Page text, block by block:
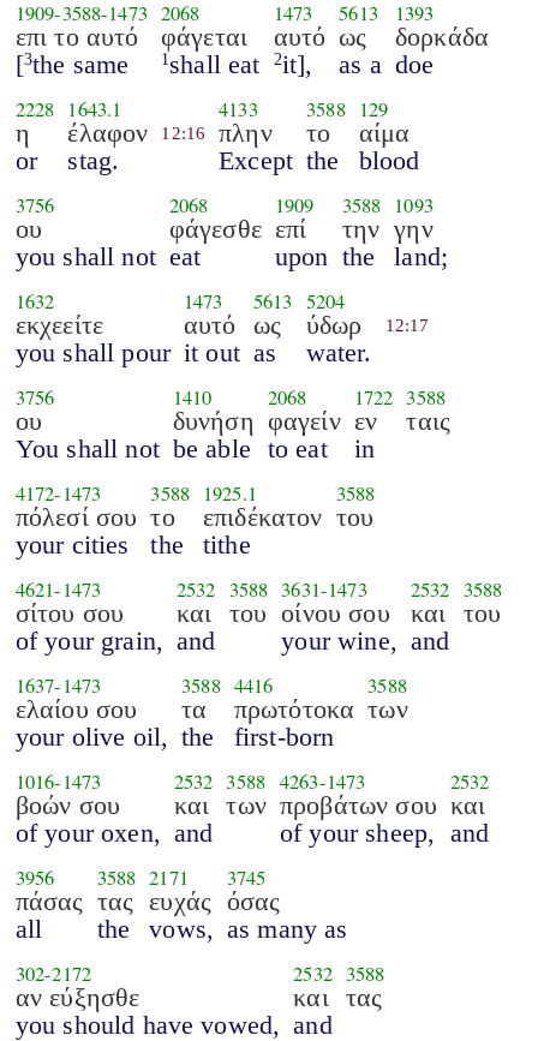
1909-3588-1473
επι το αυτό
[3the same
2068
φάγεται
1 shall eat
1473
αυτό
2it],
5613
ως
as a
1393
δορκάδα
doe
2228
η
or
1643.1
έλαφον
stag.
12:16
4133
πλην
Except
3588
το
the
129
αίμα
blood
3756
ου
you shall not
2068
φάγεσθε
eat
1909
επί
upon
3588
την
the
1093
γην
land;
1632
εκχεείτε
you shall pour
1473
αυτό
it out
5613
ως
as
5204
ύδωρ
water.
12:17
3756
ου
You shall not
1410
δυνήση
be able
2068
φαγείν
to eat
1722
εν
in
3588
ταις
4172-1473
πόλεσί σου
your cities
3588
το
the
1925.1
επιδέκατον
tithe
3588
του
4621-1473
σίτου σου
of your grain,
2532
και
and
3588
του
3631-1473
οίνου σου
your wine,
2532
και
and
3588
του
1637-1473
ελαίου σου
your olive oil,
3588
τα
the
4416
πρωτότοκα
first-born
3588
των
1016-1473
βοών σου
of your oxen,
2532
και
and
3588
των
4263-1473
προβάτων σου
of your sheep,
2532
και
and
3956
πάσας
all
3588
τας
the
2171
ευχάς
vows,
3745
όσας
as many as
302-2172
αν εύξησθε
you should have vowed,
2532
και
and
3588
τας